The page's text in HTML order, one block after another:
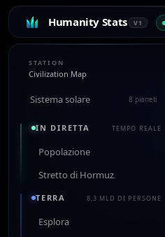
Humanity Stats V1
STATION
Civilization Map
Sistema solare 8 pianeti
IN DIRETTA TEMPO REALE
Popolazione
Stretto di Hormuz
TERRA 8,3 MLD DI PERSONE
Esplora